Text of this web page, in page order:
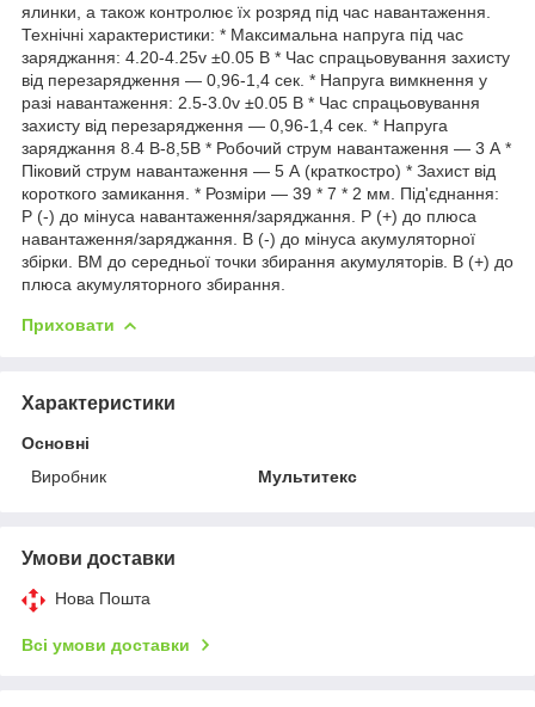
ялинки, а також контролює їх розряд під час навантаження.
Технічні характеристики: * Максимальна напруга під час
заряджання: 4.20-4.25v ±0.05 В * Час спрацьовування захисту
від перезарядження — 0,96-1,4 сек. * Напруга вимкнення у
разі навантаження: 2.5-3.0v ±0.05 В * Час спрацьовування
захисту від перезарядження — 0,96-1,4 сек. * Напруга
заряджання 8.4 В-8,5В * Робочий струм навантаження — 3 А *
Піковий струм навантаження — 5 А (краткостро) * Захист від
короткого замикання. * Розміри — 39 * 7 * 2 мм. Під'єднання:
P (-) до мінуса навантаження/заряджання. P (+) до плюса
навантаження/заряджання. B (-) до мінуса акумуляторної
збірки. BM до середньої точки збирання акумуляторів. B (+) до
плюса акумуляторного збирання.
Приховати
Характеристики
Основні
Виробник
Мультитекс
Умови доставки
Нова Пошта
Всі умови доставки